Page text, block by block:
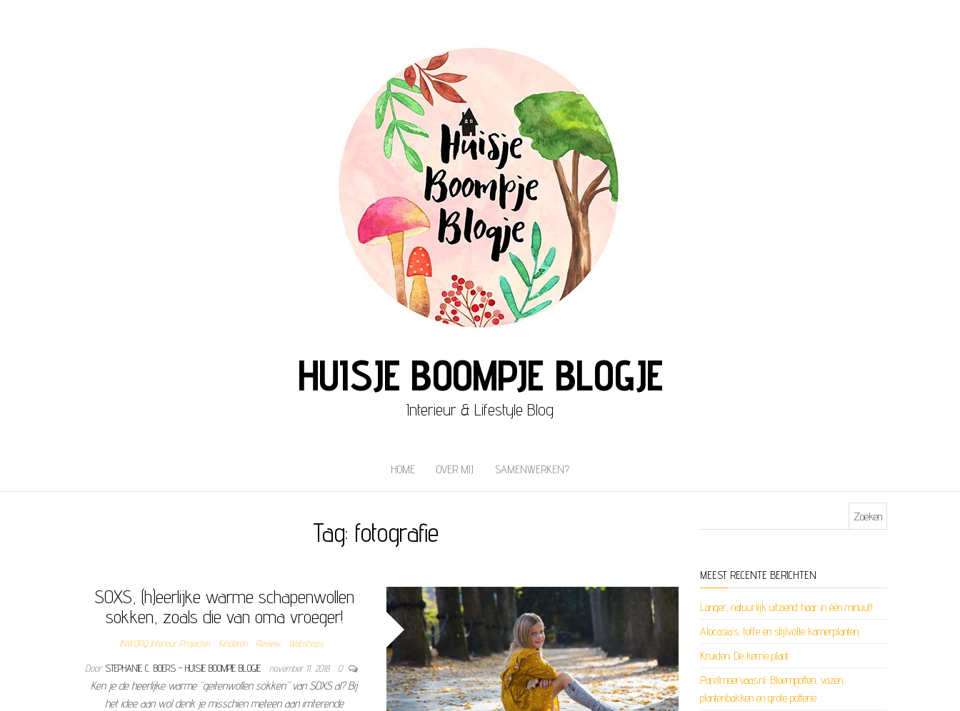
HUISJE BOOMPJE BLOGJE
Interieur & Lifestyle Blog
HOME OVER MIJ SAMENWERKEN?
Tag: fotografie
SOXS, (h)eerlijke warme schapenwollen
sokken, zoals die van oma vroeger!
INWORQ Interieur Projecten Kinderen Review Webshops
Door STEPHANIE C. BOERS - HUISJE BOOMPJE BLOGJE november 11, 2018 0
Ken je de heerlijke warme “geitenwollen sokken” van SOXS al? Bij
het idee aan wol denk je misschien meteen aan irriterende
MEEST RECENTE BERICHTEN
Langer, natuurlijk uitziend haar in één minuut!
Alocasia’s, toffe en stijlvolle kamerplanten
Kruiden; De kerrie plant
Parelmoervaas.nl; Bloempotten, vazen,
plantenbakken en grote potterie